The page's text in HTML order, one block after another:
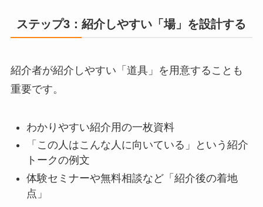
ステップ3：紹介しやすい「場」を設計する
紹介者が紹介しやすい「道具」を用意することも
重要です。
わかりやすい紹介用の一枚資料
「この人はこんな人に向いている」という紹介
トークの例文
体験セミナーや無料相談など「紹介後の着地
点」